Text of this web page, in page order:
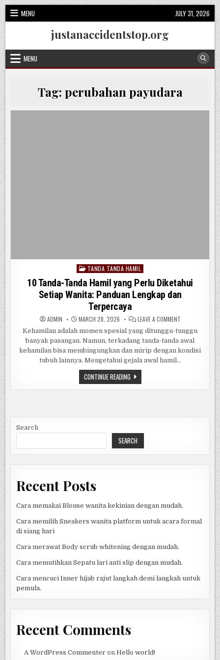
Skip
to
content
MENU JULY 31, 2026
justanaccidentstop.org
MENU
Tag: perubahan payudara
Posted
in
TANDA TANDA HAMIL
10 Tanda-Tanda Hamil yang Perlu Diketahui
Setiap Wanita: Panduan Lengkap dan
Terpercaya
ADMIN MARCH 28, 2026 LEAVE A COMMENTON
TANDA-
TANDA
HAMIL
YANG
PERLU
DIKETAHUI
DAN
Kehamilan adalah momen spesial yang ditunggu-tunggu
banyak pasangan. Namun, terkadang tanda-tanda awal
kehamilan bisa membingungkan dan mirip dengan kondisi
tubuh lainnya. Mengetahui gejala awal hamil…
CONTINUE READING10
TANDA-
TANDA
SETIAP
PANDUAN
LENGKAP
DAN
TERPERCAYA
Search
SEARCH
Recent Posts
Cara memakai Blouse wanita kekinian dengan mudah.
Cara memilih Sneakers wanita platform untuk acara formal
di siang hari
Cara merawat Body scrub whitening dengan mudah.
Cara memutihkan Sepatu lari anti slip dengan mudah.
Cara mencuci Inner hijab rajut langkah demi langkah untuk
pemula.
Recent Comments
A WordPress Commenter on Hello world!